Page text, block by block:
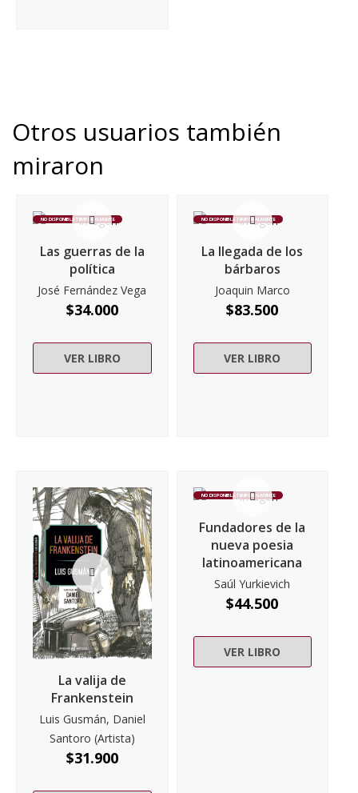
Otros usuarios también
miraron
NO DISPONIBLE TEMPORALMENTE
Las guerras de la
política
José Fernández Vega
$34.000
VER LIBRO
NO DISPONIBLE TEMPORALMENTE
La llegada de los
bárbaros
Joaquin Marco
$83.500
VER LIBRO
La valija de
Frankenstein
Luis Gusmán, Daniel
Santoro (Artista)
$31.900
NO DISPONIBLE TEMPORALMENTE
Fundadores de la
nueva poesia
latinoamericana
Saúl Yurkievich
$44.500
VER LIBRO